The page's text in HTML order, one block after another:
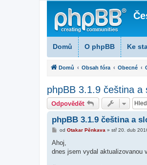
Domů O phpBB Ke
Domů Obsah fóra Obecné
phpBB 3.1.9 čeština a
Odpovědět
phpBB 3.1.9 čeština a
P
í
p
od Otakar Pěnkava » stř 20. dub
Ahoj,
dnes jsem vydal aktualizovanou